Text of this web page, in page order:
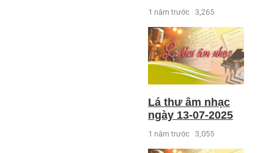
1 năm trước 3,265
Lá thư âm nhạc
ngày 13-07-2025
1 năm trước 3,055